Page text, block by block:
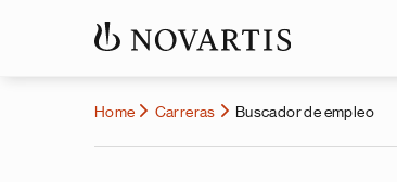
Home Carreras Buscador de empleo